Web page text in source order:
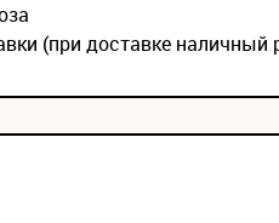
(при доставке наличный